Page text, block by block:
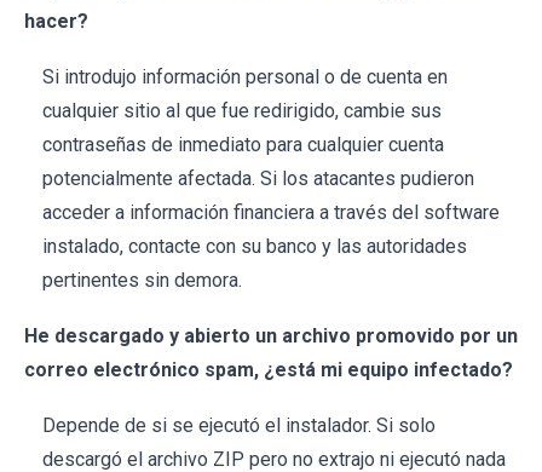
hacer?
Si introdujo información personal o de cuenta en
cualquier sitio al que fue redirigido, cambie sus
contraseñas de inmediato para cualquier cuenta
potencialmente afectada. Si los atacantes pudieron
acceder a información financiera a través del software
instalado, contacte con su banco y las autoridades
pertinentes sin demora.
He descargado y abierto un archivo promovido por un
correo electrónico spam, ¿está mi equipo infectado?
Depende de si se ejecutó el instalador. Si solo
descargó el archivo ZIP pero no extrajo ni ejecutó nada